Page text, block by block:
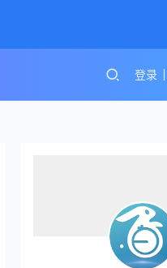
登录